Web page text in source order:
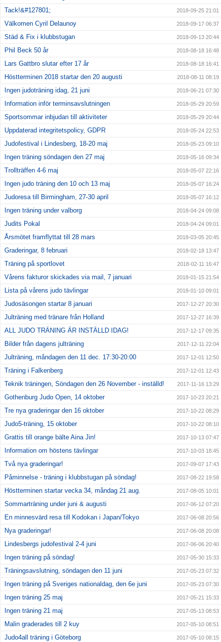
Tack!&#127801; 2018-09-25 21:01
Välkomen Cyril Delaunoy 2018-09-17 06:37
Städ & Fix i klubbstugan 2018-09-13 20:44
Phil Beck 50 år 2018-08-18 16:48
Lars Gattbro slutar efter 17 år 2018-08-18 16:41
Höstterminen 2018 startar den 20 augusti 2018-08-11 08:19
Ingen judoträning idag, 21 juni 2018-06-21 07:30
Information inför terminsavslutningen 2018-05-29 20:59
Sportsommar inbjudan till aktiviteter 2018-05-29 20:44
Uppdaterad integritetspolicy, GDPR 2018-05-24 22:53
Judofestival i Lindesberg, 18-20 maj 2018-05-23 09:10
Ingen träning söndagen den 27 maj 2018-05-16 09:34
Trollträffen 4-6 maj 2018-05-07 22:16
Ingen judo träning den 10 och 13 maj 2018-05-07 16:24
Judoresa till Birmingham, 27-30 april 2018-05-07 16:12
Ingen träning under valborg 2018-04-24 09:08
Judits Pokal 2018-04-24 09:01
Årsmötet framflyttat till 28 mars 2018-03-05 20:45
Graderingar, 8 februari 2018-02-18 13:47
Träning på sportlovet 2018-02-11 16:47
Vårens fakturor skickades via mail, 7 januari 2018-01-15 21:54
Lista på vårens judo tävlingar 2018-01-10 09:01
Judosäsongen startar 8 januari 2017-12-27 20:30
Julträning med tränare från Holland 2017-12-27 16:39
ALL JUDO TRÄNING ÄR INSTÄLLD IDAG! 2017-12-17 09:35
Bilder från dagens julträning 2017-12-11 22:04
Julträning, måndagen den 11 dec. 17:30-20:00 2017-12-01 12:50
Träning i Falkenberg 2017-12-01 12:43
Teknik träningen, Söndagen den 26 November - inställd! 2017-11-16 13:29
Gothenburg Judo Open, 14 oktober 2017-10-23 20:21
Tre nya graderingar den 16 oktober 2017-10-22 08:29
Judo5-träning, 15 oktober 2017-10-22 08:10
Grattis till orange bälte Aina Jin! 2017-10-13 07:47
Information om höstens tävlingar 2017-10-03 18:45
Två nya graderingar! 2017-09-07 17:43
Påminnelse - träning i klubbstugan på söndag! 2017-08-22 19:58
Höstterminen startar vecka 34, måndag 21 aug. 2017-08-05 10:01
Sommarträning under juni & augusti 2017-06-12 07:20
En minnesvärd resa till Kodokan i Japan/Tokyo 2017-06-08 20:56
Nya graderingar! 2017-06-08 20:08
Lindesbergs judofestival 2-4 juni 2017-06-06 20:40
Ingen träning på söndag! 2017-05-30 15:33
Träningsavslutning, söndagen den 11 juni 2017-05-23 07:32
Ingen träning på Sveriges nationaldag, den 6e juni 2017-05-23 07:30
Ingen träning 25 maj 2017-05-21 15:33
Ingen träning 21 maj 2017-05-13 08:53
Malin graderades till 2 kuy 2017-05-10 08:51
Judo4all träning i Göteborg 2017-05-10 08:15